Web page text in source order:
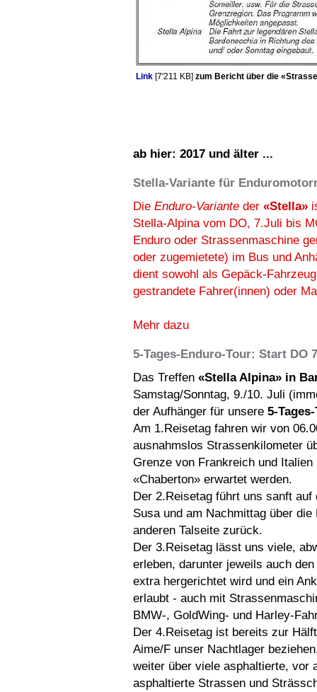
Link [7'211 KB] zum Bericht über die
ab hier: 2017 und älter ...
Stella-Variante für
Die Enduro-Variante der «Stella»
Stella-Alpina vom DO, 7.Juli bis
Enduro oder Strassenmaschine
oder zugemietete) im Bus und
dient sowohl als Gepäck-
gestrandete Fahrer(innen) oder
Mehr dazu
5-Tages-Enduro-Tour: Start DO
Das Treffen «Stella Alpina» in
Samstag/Sonntag, 9./10. Juli
der Aufhänger für unsere 5-
Am 1.Reisetag fahren wir von
ausnahmslos Strassenkilometer
Grenze von Frankreich und
«Chaberton» erwartet werden.
Der 2.Reisetag führt uns sanft
Susa und am Nachmittag über
anderen Talseite zurück.
Der 3.Reisetag lässt uns viele,
erleben, darunter jeweils auch
extra hergerichtet wird und ein
erlaubt - auch mit
BMW-, GoldWing- und Harley-
Der 4.Reisetag ist bereits zur
Aime/F unser Nachtlager
weiter über viele asphaltierte, vor
asphaltierte Strassen und